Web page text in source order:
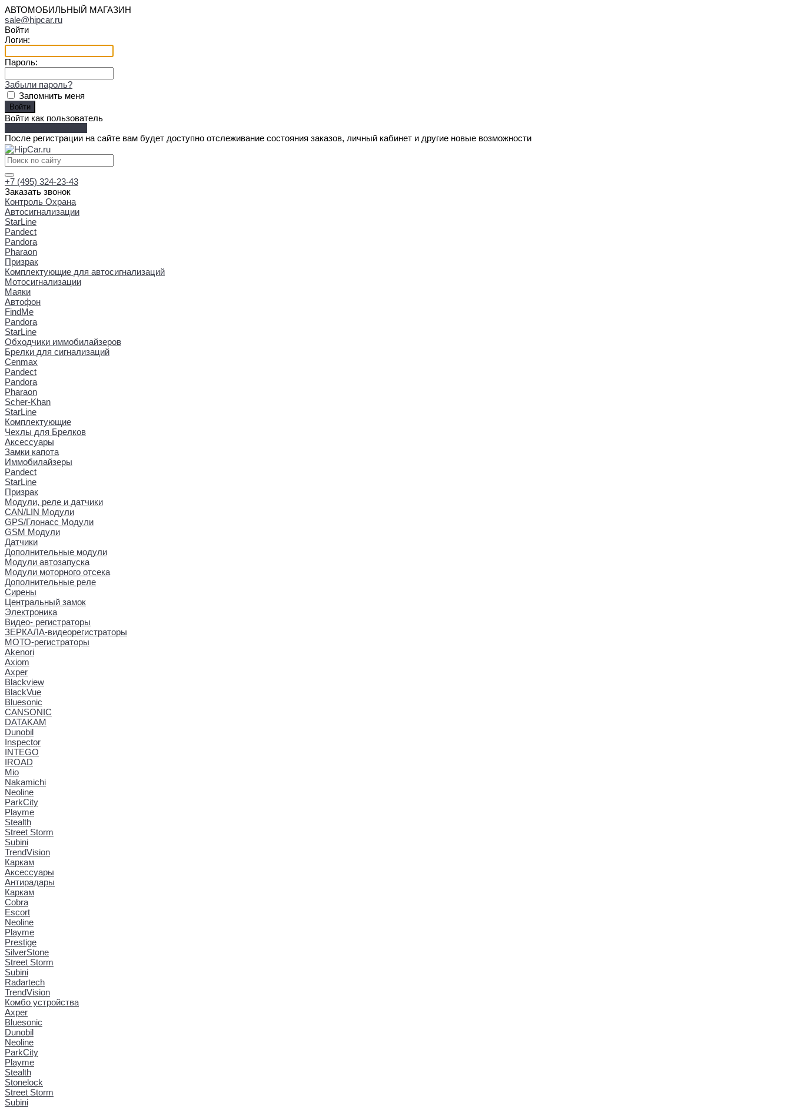
АВТОМОБИЛЬНЫЙ МАГАЗИН
sale@hipcar.ru
Войти
Логин:
Пароль:
Забыли пароль?
Запомнить меня
Войти как пользователь
После регистрации на сайте вам будет доступно отслеживание состояния заказов, личный кабинет и другие новые возможности
+7 (495) 324-23-43
Заказать звонок
Контроль Охрана
Автосигнализации
StarLine
Pandect
Pandora
Pharaon
Призрак
Комплектующие для автосигнализаций
Мотосигнализации
Маяки
Автофон
FindMe
Pandora
StarLine
Обходчики иммобилайзеров
Брелки для сигнализаций
Cenmax
Pandect
Pandora
Pharaon
Scher-Khan
StarLine
Комплектующие
Чехлы для Брелков
Аксессуары
Замки капота
Иммобилайзеры
Pandect
StarLine
Призрак
Модули, реле и датчики
CAN/LIN Модули
GPS/Глонасс Модули
GSM Модули
Датчики
Дополнительные модули
Модули автозапуска
Модули моторного отсека
Дополнительные реле
Сирены
Центральный замок
Электроника
Видео- регистраторы
ЗЕРКАЛА-видеорегистраторы
МОТО-регистраторы
Akenori
Axiom
Axper
Blackview
BlackVue
Bluesonic
CANSONIC
DATAKAM
Dunobil
Inspector
INTEGO
IROAD
Mio
Nakamichi
Neoline
ParkCity
Playme
Stealth
Street Storm
Subini
TrendVision
Каркам
Аксессуары
Антирадары
Каркам
Cobra
Escort
Neoline
Playme
Prestige
SilverStone
Street Storm
Subini
Radartech
TrendVision
Комбо устройства
Axper
Bluesonic
Dunobil
Neoline
ParkCity
Playme
Stealth
Stonelock
Street Storm
Subini